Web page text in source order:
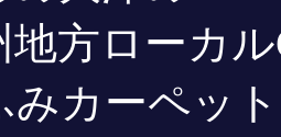
地方ローカ
みカーペッ